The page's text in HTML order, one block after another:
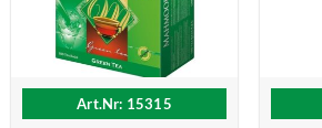
Art.Nr: 15315